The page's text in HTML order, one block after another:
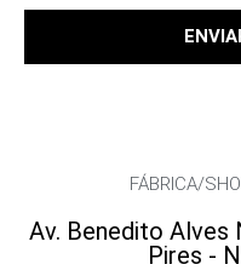
FÁBRICA/
Av. Benedito Alves
Pires -